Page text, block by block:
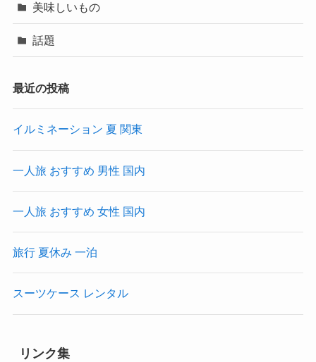
美味しいもの
話題
最近の投稿
イルミネーション 夏 関東
一人旅 おすすめ 男性 国内
一人旅 おすすめ 女性 国内
旅行 夏休み 一泊
スーツケース レンタル
リンク集